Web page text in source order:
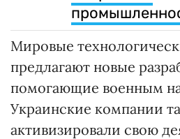
Мировые
предлагают новые
помогающие военным
Украинские компании
активизировали свою